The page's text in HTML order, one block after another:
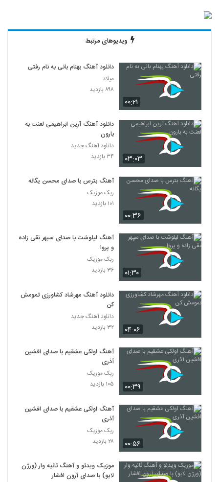
ویدیوهای مرتبط
۰۰:۲۱
دانلود آهنگ بهنام بانی به نام رفتی
میلاد
۸۹۸ بازدید
۰۳:۰۳
دانلود آهنگ آرین ابراهیمی لعنت به
بارون
دانلود آهنگ جدید
۳۴ بازدید
۰۰:۳۶
آهنگ بترس با صدای محسن یگانه
ربک موزیک
۱۰۱ بازدید
۰۱:۳۰
آهنگ لیلوشت با صدای سپهر تقی زاده
و پروا
ربک موزیک
۳۶ بازدید
۰۴:۰۶
دانلود آهنگ مهرشاد کشاورزی تمومش
کن
دانلود آهنگ جدید
۳۲ بازدید
۰۰:۳۹
آهنگ اولکی عشقیم با صدای افشین
آذری
ربک موزیک
۱۰۵ بازدید
۰۰:۵۶
آهنگ اولکی عشقیم با صدای افشین
آذری
ربک موزیک
۲۸ بازدید
موزیک ویدئو و آهنگ ثانیه وار (ورژن
لایو) با صدای آرون افشار